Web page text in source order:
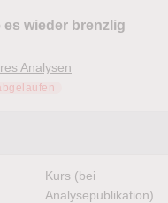
wieder brenzlig
Analysen
Kurs (bei
Analysepublikation)